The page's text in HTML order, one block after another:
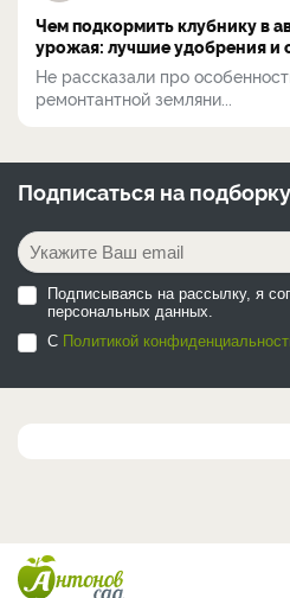
Чем подкормить клубнику в
урожая: лучшие удобрения и
Не рассказали про
ремонтантной земляни...
Подписаться на
Подписываясь на рассылку, я
персональных данных.
С Политикой